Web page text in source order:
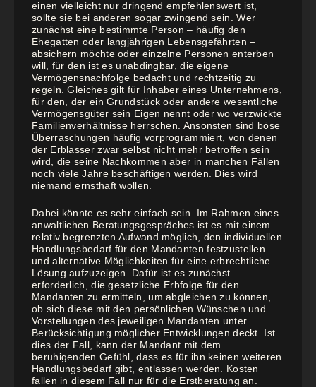
einen vielleicht nur dringend empfehlenswert ist,
sollte sie bei anderen sogar zwingend sein. Wer
zunächst eine bestimmte Person – häufig den
Ehegatten oder langjährigen Lebensgefährten –
absichern möchte oder einzelne Personen enterben
will, für den ist es unabdingbar, die eigene
Vermögensnachfolge bedacht und rechtzeitig zu
regeln. Gleiches gilt für Inhaber eines Unternehmens,
für den, der ein Grundstück oder andere wesentliche
Vermögensgüter sein Eigen nennt oder wo verzwickte
Familienverhältnisse herrschen. Ansonsten sind böse
Überraschungen häufig vorprogrammiert, von denen
der Erblasser zwar selbst nicht mehr betroffen sein
wird, die seine Nachkommen aber in manchen Fällen
noch viele Jahre beschäftigen werden. Dies wird
niemand ernsthaft wollen.
Dabei könnte es sehr einfach sein. Im Rahmen eines
anwaltlichen Beratungsgespräches ist es mit einem
relativ begrenzten Aufwand möglich, den individuellen
Handlungsbedarf für den Mandanten festzustellen
und alternative Möglichkeiten für eine erbrechtliche
Lösung aufzuzeigen. Dafür ist es zunächst
erforderlich, die gesetzliche Erbfolge für den
Mandanten zu ermitteln, um abgleichen zu können,
ob sich diese mit den persönlichen Wünschen und
Vorstellungen des jeweiligen Mandanten unter
Berücksichtigung möglicher Entwicklungen deckt. Ist
dies der Fall, kann der Mandant mit dem
beruhigenden Gefühl, dass es für ihn keinen weiteren
Handlungsbedarf gibt, entlassen werden. Kosten
fallen in diesem Fall nur für die Erstberatung an.